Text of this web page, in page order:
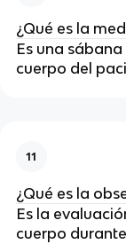
¿Qué es la
Es una
cuerpo del
11
¿Qué es la
Es la
cuerpo